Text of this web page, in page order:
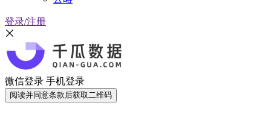
登录/注册
微信登录 手机登录
阅读并同意条款后获取二维码